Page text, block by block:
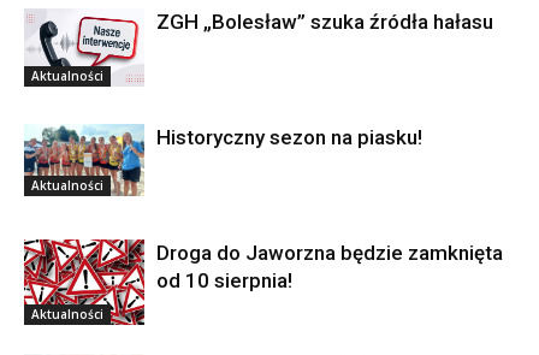
Aktualności
ZGH „Bolesław” szuka źródła hałasu
Aktualności
Historyczny sezon na piasku!
Aktualności
Droga do Jaworzna będzie zamknięta
od 10 sierpnia!